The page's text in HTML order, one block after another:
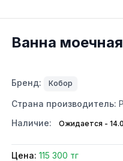
Ванна
Бренд: Кобор
Страна производитель:
Наличие:
Ожидается -
Цена: 115 300 тг